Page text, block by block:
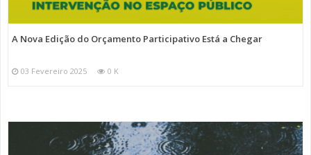
A Nova Edição do Orçamento Participativo Está a Chegar
03 Fevereiro 2025 0 K